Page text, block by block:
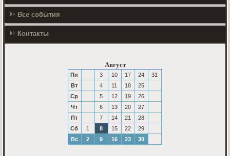
Все события
Контакты
Август
Пн 3 10 17 24
31
Вт
4 11 18
25
Ср
5 12 19
26
Чт
6 13 20
27
Пт
7 14 21
28
Сб
1 8 15 22
29
Вс
2 9 16 23 30